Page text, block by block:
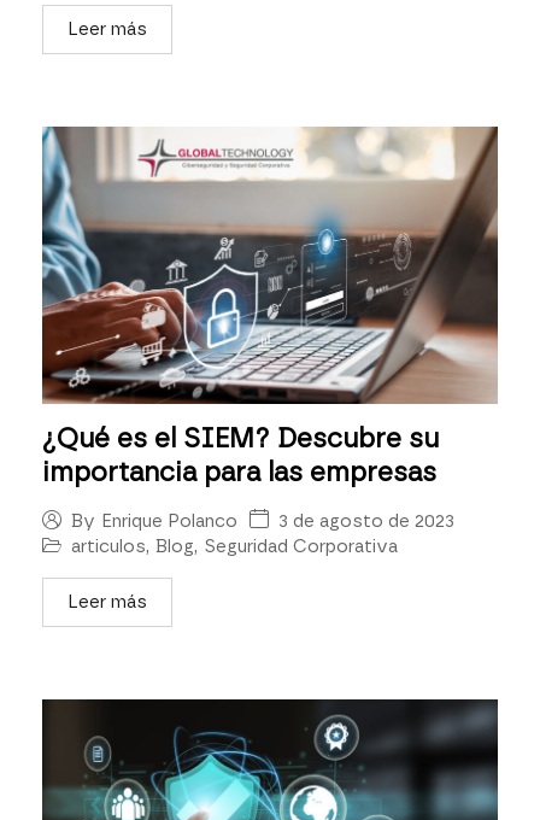
Leer más
¿Qué es el SIEM? Descubre su
importancia para las empresas
By Enrique Polanco
3 de agosto de 2023
articulos, Blog, Seguridad Corporativa
Leer más